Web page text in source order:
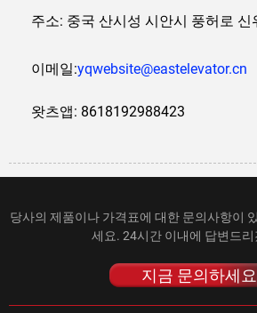
주소: 중국 산시성 시안시 풍허로 신
이메일:yqwebsite@eastelevator.cn
왓츠앱: 8618192988423
당사의 제품이나 가격표에 대한 문의사항이
세요. 24시간 이내에 답변드리
지금 문의하세요